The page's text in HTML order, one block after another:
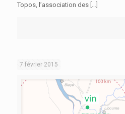
Topos, l’association des[…]
7 février 2015